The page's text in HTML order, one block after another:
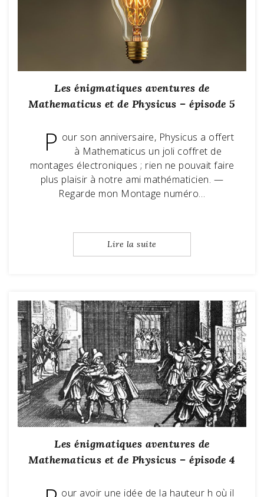
Les énigmatiques aventures de
Mathematicus et de Physicus – épisode 5
P our son anniversaire, Physicus a offert
à Mathematicus un joli coffret de
montages électroniques ; rien ne pouvait faire
plus plaisir à notre ami mathématicien. —
Regarde mon Montage numéro…
Lire la suite
Les énigmatiques aventures de
Mathematicus et de Physicus – épisode 4
our avoir une idée de la hauteur h où il